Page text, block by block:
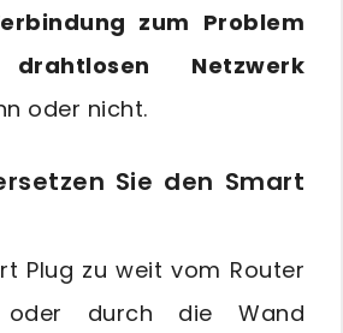
zum Problem
Netzwerk
oder nicht.
Sie den Smart
Plug zu weit vom Router
durch die Wand